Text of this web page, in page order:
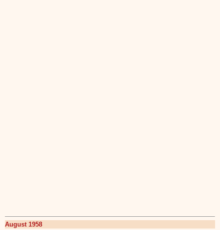
August 1958